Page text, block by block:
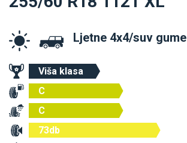
Ljetne 4x4/suv gume
Viša klasa
C
C
73db